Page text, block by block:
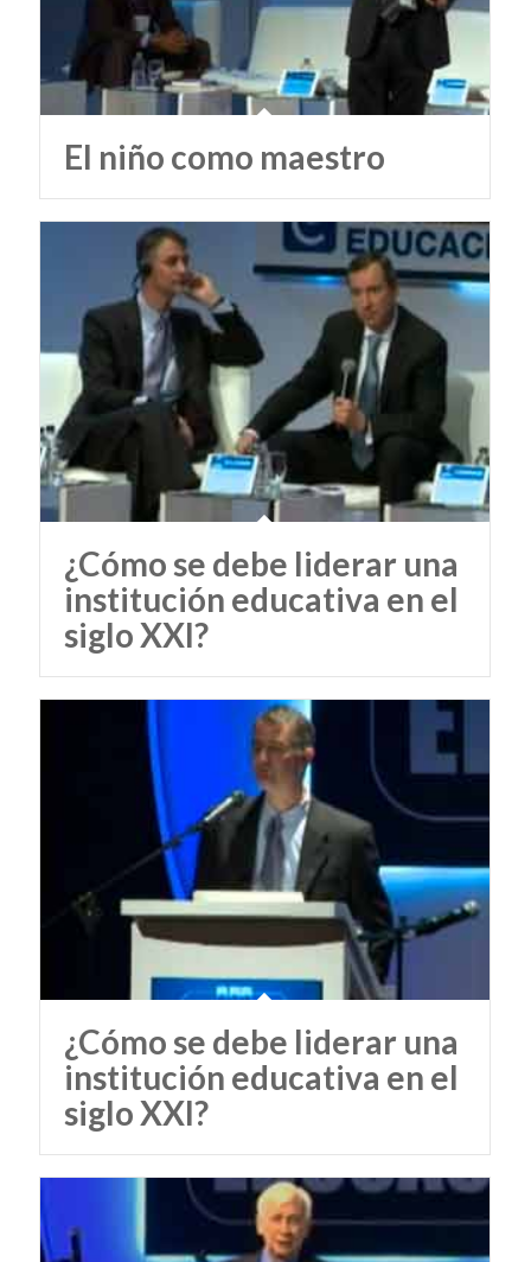
El niño como maestro
¿Cómo se debe liderar una
institución educativa en el
siglo XXI?
¿Cómo se debe liderar una
institución educativa en el
siglo XXI?